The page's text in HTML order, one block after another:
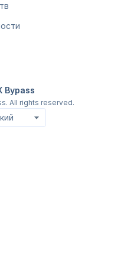
Bypass
All rights reserved.